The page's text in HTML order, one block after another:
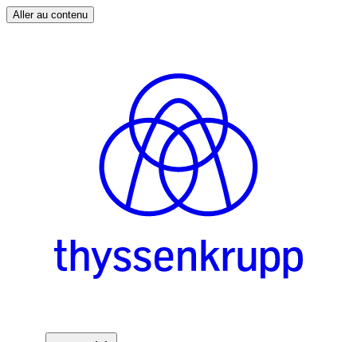
Aller au contenu